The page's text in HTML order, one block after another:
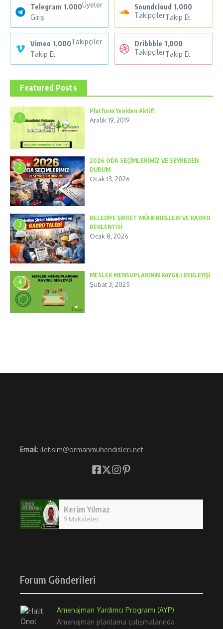
Telegram 1,000Üyeler
Giriş
Soundcloud 1,000
TakipçilerTakip Et
Vimeo 1,000Takipçiler
Takip Et
Dribbble 1,000
TakipçilerTakip Et
Featured Posts
1
Platform Yeniden Aktif!
Aralık 19, 2019
2
2026 ODA SEÇİMLERİMİZ VE SEYREDEN
DURUM
Ocak 13, 2026
3
BELEDİYE ŞİRKET MÜHENDİSLERİ VE KADRO
BEKLENTİSİ
Ocak 8, 2026
4
MESLEK MENSUPLARININ KAYGILI BEKLEYİŞİ
Şubat 3, 2025
Email: iletisim@ormanmuhendisleri.net
Kerim Yılmaz
9 Makaleler
Forum Gönderileri
Amenajman Yardımcı Programı (AYP)
Amenajman planlama çalışmalarında